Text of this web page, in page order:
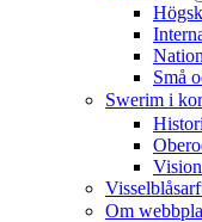
Små
Swerim i
Om